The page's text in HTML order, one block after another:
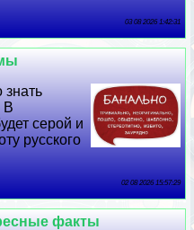
03 08 2026 1:42:31
знать
В
серой и
русского
02 08 2026 15:57:29
факты